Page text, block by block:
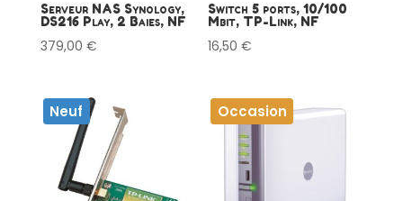
Serveur NAS Synology,
DS216 Play, 2 Baies, NF
379,00 €
Switch 5 ports, 10/100
Mbit, TP-Link, NF
16,50€
Neuf Occasion